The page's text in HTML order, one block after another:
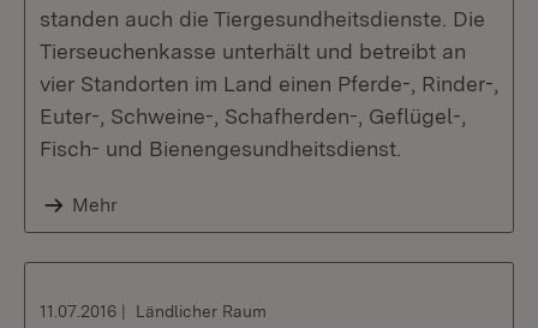
standen auch die Tiergesundheitsdienste. Die
Tierseuchenkasse unterhält und betreibt an
vier Standorten im Land einen Pferde-, Rinder-,
Euter-, Schweine-, Schafherden-, Geflügel-,
Fisch- und Bienengesundheitsdienst.
Mehr
11.07.2016 Ländlicher Raum